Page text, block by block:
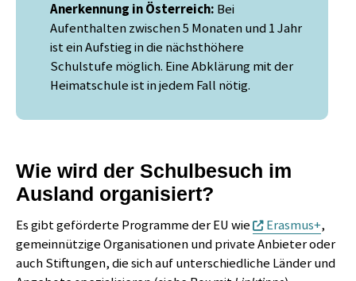
Anerkennung in Österreich: Bei
Aufenthalten zwischen 5 Monaten und 1 Jahr
ist ein Aufstieg in die nächsthöhere
Schulstufe möglich. Eine Abklärung mit der
Heimatschule ist in jedem Fall nötig.
Wie wird der Schulbesuch im
Ausland organisiert?
Es gibt geförderte Programme der EU wie Erasmus+,
gemeinnützige Organisationen und private Anbieter oder
auch Stiftungen, die sich auf unterschiedliche Länder und